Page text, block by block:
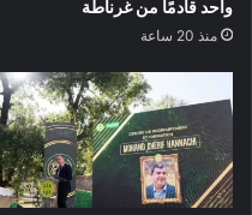
واحد قادمًا من غرناطة
منذ 20 ساعة